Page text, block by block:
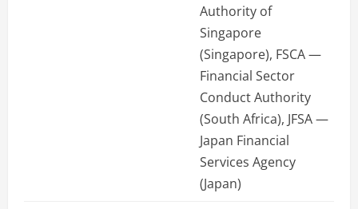
Authority of
Singapore
(Singapore), FSCA —
Financial Sector
Conduct Authority
(South Africa), JFSA —
Japan Financial
Services Agency
(Japan)